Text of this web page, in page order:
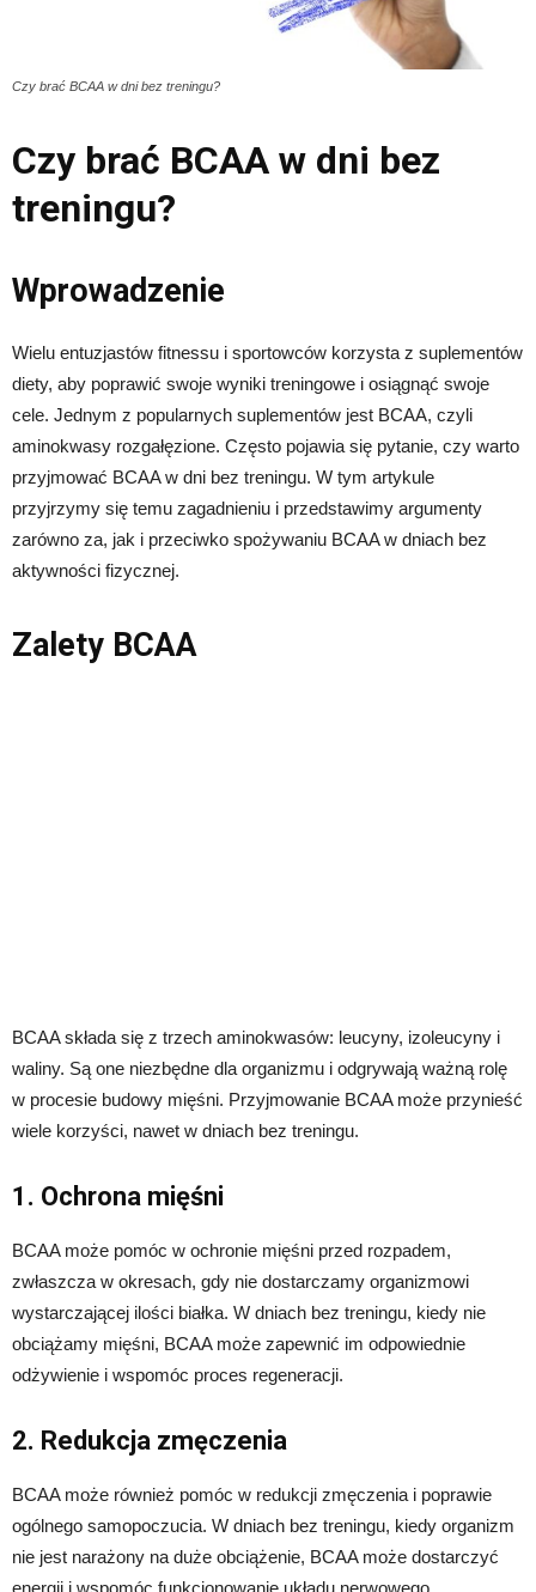
Czy brać BCAA w dni bez treningu?
Czy brać BCAA w dni bez
treningu?
Wprowadzenie
Wielu entuzjastów fitnessu i sportowców korzysta z suplementów
diety, aby poprawić swoje wyniki treningowe i osiągnąć swoje
cele. Jednym z popularnych suplementów jest BCAA, czyli
aminokwasy rozgałęzione. Często pojawia się pytanie, czy warto
przyjmować BCAA w dni bez treningu. W tym artykule
przyjrzymy się temu zagadnieniu i przedstawimy argumenty
zarówno za, jak i przeciwko spożywaniu BCAA w dniach bez
aktywności fizycznej.
Zalety BCAA
BCAA składa się z trzech aminokwasów: leucyny, izoleucyny i
waliny. Są one niezbędne dla organizmu i odgrywają ważną rolę
w procesie budowy mięśni. Przyjmowanie BCAA może przynieść
wiele korzyści, nawet w dniach bez treningu.
1. Ochrona mięśni
BCAA może pomóc w ochronie mięśni przed rozpadem,
zwłaszcza w okresach, gdy nie dostarczamy organizmowi
wystarczającej ilości białka. W dniach bez treningu, kiedy nie
obciążamy mięśni, BCAA może zapewnić im odpowiednie
odżywienie i wspomóc proces regeneracji.
2. Redukcja zmęczenia
BCAA może również pomóc w redukcji zmęczenia i poprawie
ogólnego samopoczucia. W dniach bez treningu, kiedy organizm
nie jest narażony na duże obciążenie, BCAA może dostarczyć